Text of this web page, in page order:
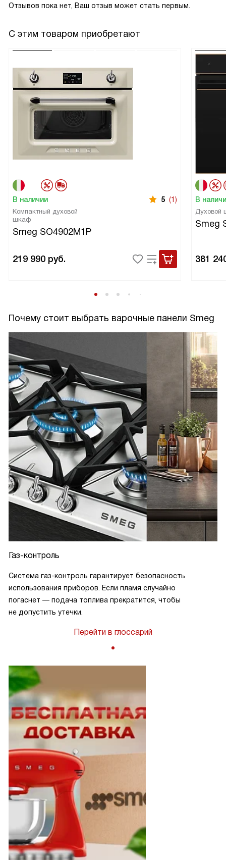
Отзывов пока нет, Ваш отзыв может стать первым.
С этим товаром приобретают
В наличии 5 (1)
Компактный духовой
шкаф
Smeg SO4902M1P
219 990 руб.
В
Духовой
Smeg
381
Почему стоит выбрать варочные панели Smeg
Газ-контроль
Система газ-контроль гарантирует безопасность
использования приборов. Если пламя случайно
погаснет — подача топлива прекратится, чтобы
не допустить утечки.
Перейти в глоссарий